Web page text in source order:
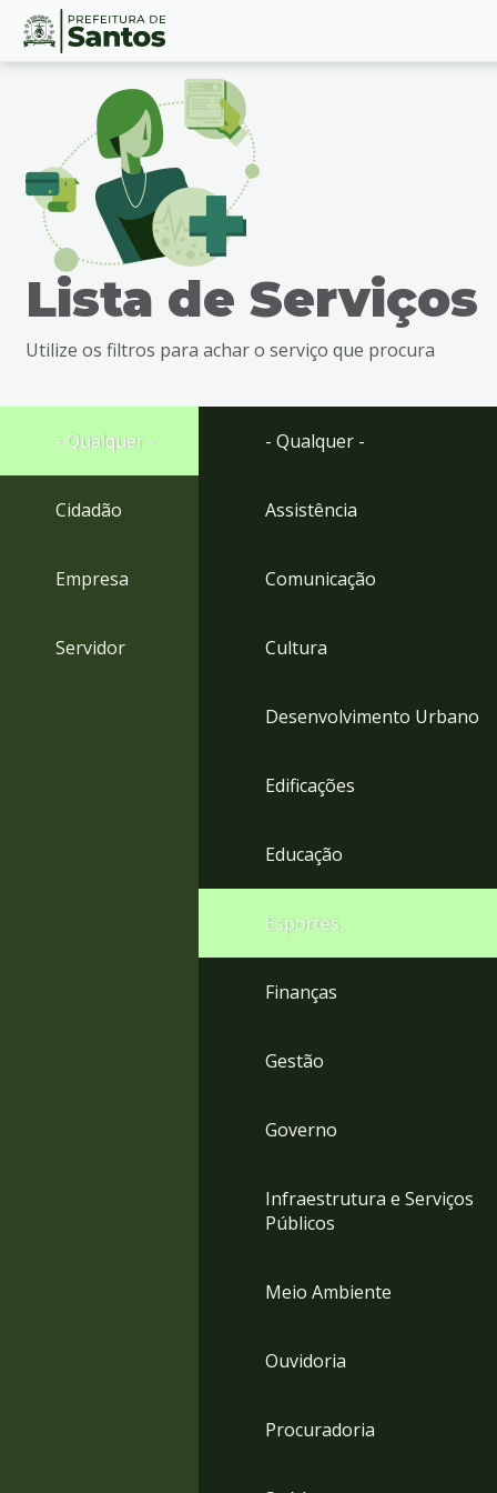
Ir
busca
Ir
rodapé
Conteúdo
Lista de Serviços
Utilize os filtros para achar o serviço que procura
- Qualquer -
Cidadão
Empresa
Servidor
- Qualquer -
Assistência
Comunicação
Cultura
Desenvolvimento Urbano
Edificações
Educação
Esportes
Finanças
Gestão
Governo
Infraestrutura e Serviços
Públicos
Meio Ambiente
Ouvidoria
Procuradoria